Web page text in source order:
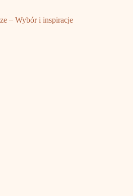
– Wybór i inspiracje